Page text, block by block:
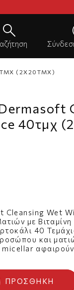
(2X20ΤΜΧ)
40τμχ
Wet
με
40
και
micellar
σύνθεση
λάμψη στην
ΠΡΟΣΘΉΚΗ